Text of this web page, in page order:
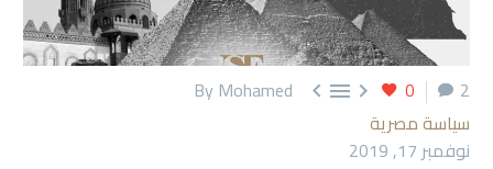
2
0
  
By Mohamed
سياسة مصرية
نوفمبر 17, 2019